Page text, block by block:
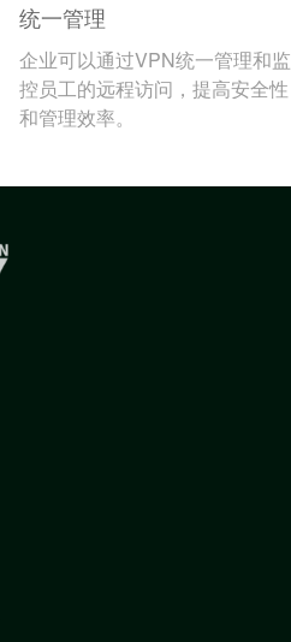
统一管理
企业可以通过VPN统一管理和监
控员工的远程访问，提高安全性
和管理效率。